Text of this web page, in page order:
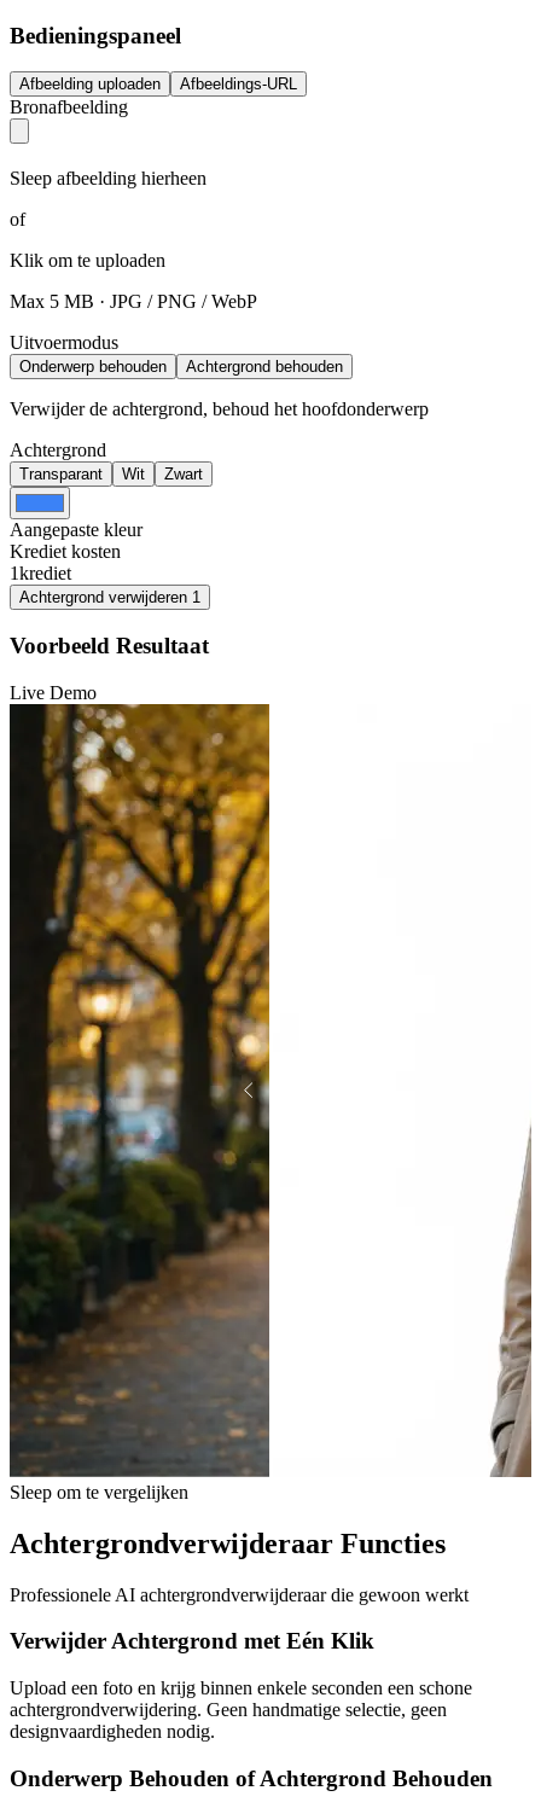
Bedieningspaneel
Afbeelding uploaden Afbeeldings-URL
Bronafbeelding
Sleep afbeelding hierheen
of
Klik om te uploaden
Max 5 MB · JPG / PNG / WebP
Uitvoermodus
Onderwerp behouden Achtergrond behouden
Verwijder de achtergrond, behoud het hoofdonderwerp
Achtergrond
Transparant Wit Zwart
Aangepaste kleur
Krediet kosten
1krediet
Achtergrond verwijderen 1
Voorbeeld Resultaat
Live Demo
Sleep om te vergelijken
Achtergrondverwijderaar Functies
Professionele AI achtergrondverwijderaar die gewoon werkt
Verwijder Achtergrond met Eén Klik
Upload een foto en krijg binnen enkele seconden een schone
achtergrondverwijdering. Geen handmatige selectie, geen
designvaardigheden nodig.
Onderwerp Behouden of Achtergrond Behouden